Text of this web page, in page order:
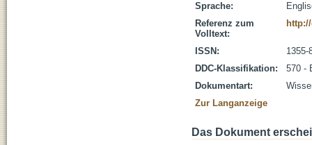
Sprache:
Referenz zum
Volltext:
ISSN:
1355-
DDC-Klassifikation:
570 -
Dokumentart:
Zur Langanzeige
Das Dokument